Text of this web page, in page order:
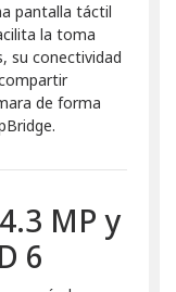
pantalla táctil
la toma
su conectividad
de forma
MP y
6